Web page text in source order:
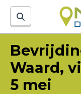
Waard,
5 mei